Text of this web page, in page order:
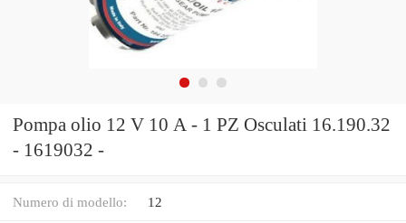
Pompa olio 12 V 10 A - 1 PZ Osculati 16.190.32
- 1619032 -
Numero di modello: 12